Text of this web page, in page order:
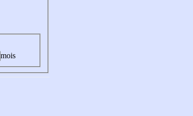
mois